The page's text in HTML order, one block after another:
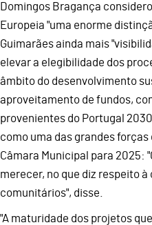
Domingos Bragança
Europeia "uma enorme
Guimarães ainda mais
elevar a elegibilidade dos
âmbito do desenvolvimento
aproveitamento de fundos,
provenientes do Portugal
como uma das grandes
Câmara Municipal para 2025:
merecer, no que diz respeito
comunitários", disse.
"A maturidade dos projetos